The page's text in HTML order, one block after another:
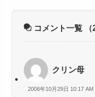
コメント一覧
クリン母
2006年10月29日 10:17 AM